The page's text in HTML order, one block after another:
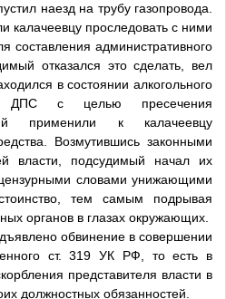
наезд на трубу газопровода.
калачеевцу проследовать с ними
составления административного
отказался это сделать, вел
в состоянии алкогольного
ДПС с целью пресечения
применили к калачеевцу
Возмутившись законными
власти, подсудимый начал их
словами унижающими
тем самым подрывая
органов в глазах окружающих.
обвинение в совершении
ст. 319 УК РФ, то есть в
представителя власти в
должностных обязанностей.